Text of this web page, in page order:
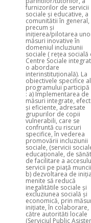
furnizorilor de servicii
sociale și educative, a
comunitătii în general,
precum și
inițierea/pilotarea
măsuri inovative în
domeniul incluziunii
sociale ( rețea socială
Centre Sociale
o abordare
interinstituțională). La
obiectivele specifice
programului
: a) Implementarea de
măsuri integrate,
și eficiente, adresate
grupurilor de copii
vulnerabili, care se
confruntă cu riscuri
specifice, în vederea
promovării incluziunii
sociale, (servicii
educaționale, de
de facilitare a
servicii pe piață
b) dezvoltarea de
menite să reducă
inegalitătile sociale și
excluziunea socială și
economică, prin
inițiate, în colaborare,
către autorităti locale
(Serviciul Public